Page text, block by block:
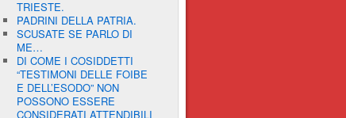
TRIESTE.
PADRINI DELLA PATRIA.
SCUSATE SE PARLO DI
ME…
DI COME I COSIDDETTI
“TESTIMONI DELLE FOIBE
E DELL’ESODO” NON
POSSONO ESSERE
CONSIDERATI ATTENDIBILI